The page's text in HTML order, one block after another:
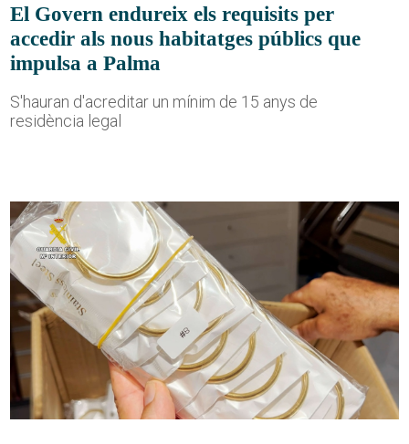
El Govern endureix els requisits per
accedir als nous habitatges públics que
impulsa a Palma
S'hauran d'acreditar un mínim de 15 anys de
residència legal